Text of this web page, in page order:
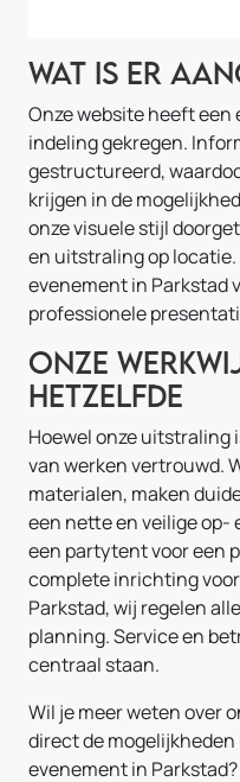
Wat is er
Onze website heeft
indeling gekregen.
gestructureerd,
krijgen in de
onze visuele stijl
en uitstraling op locatie.
evenement in Parkstad
professionele
Onze
hetzelfde
Hoewel onze uitstraling
van werken vertrouwd.
materialen, maken
een nette en veilige op-
een partytent voor een
complete inrichting
Parkstad, wij regelen
planning. Service en
centraal staan.
Wil je meer weten over
direct de
evenement in